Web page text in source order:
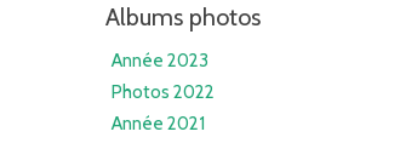
Albums photos
Année 2023
Photos 2022
Année 2021